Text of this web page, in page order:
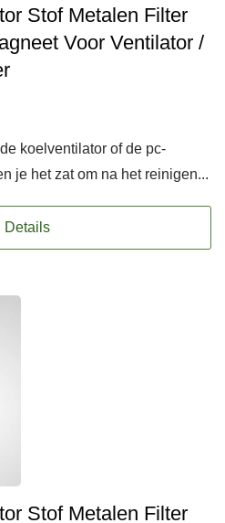
Stof Metalen Filter
Voor Ventilator /
koelventilator of de pc-
je het zat om na het reinigen...
Details
Stof Metalen Filter